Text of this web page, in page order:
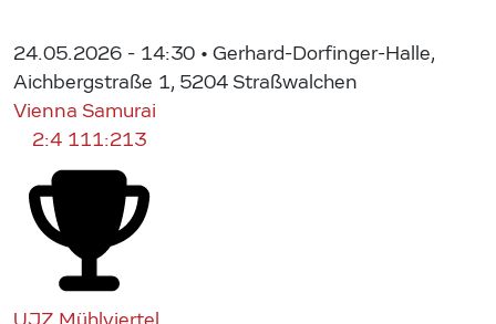
24.05.2026 - 14:30 • Gerhard-Dorfinger-Halle,
Aichbergstraße 1, 5204 Straßwalchen
Vienna Samurai
2:4 111:213